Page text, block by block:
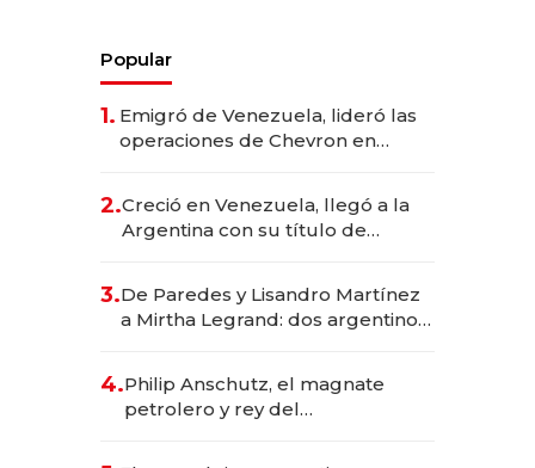
Popular
1. Emigró de Venezuela, lideró las
operaciones de Chevron en
2.Creció en Venezuela, llegó a la
Argentina con su título de
las marcas "fast premium"
3.De Paredes y Lisandro Martínez
a Mirtha Legrand: dos argentinos
4.Philip Anschutz, el magnate
petrolero y rey del